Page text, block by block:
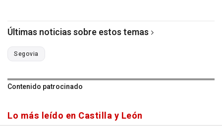
Últimas noticias sobre estos temas
Segovia
Contenido patrocinado
Lo más leído en Castilla y León